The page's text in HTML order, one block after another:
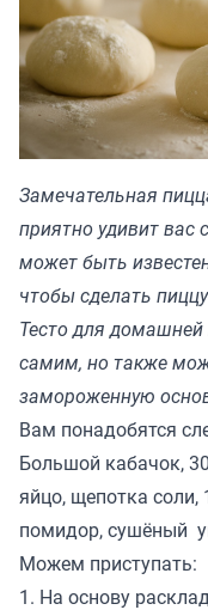
Замечательная
приятно удивит
может быть
чтобы сделать
Тесто для
самим, но также
замороженную
Вам понадобятся
Большой кабачок,
яйцо, щепотка
помидор, сушёный
Можем приступать:
1. На основу